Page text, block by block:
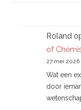
Roland
of
27 mei 2026
Wat een
door